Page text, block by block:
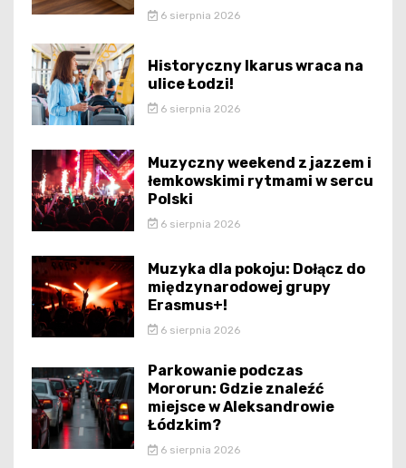
6 sierpnia 2026
Historyczny Ikarus wraca na
ulice Łodzi!
6 sierpnia 2026
Muzyczny weekend z jazzem i
łemkowskimi rytmami w sercu
Polski
6 sierpnia 2026
Muzyka dla pokoju: Dołącz do
międzynarodowej grupy
Erasmus+!
6 sierpnia 2026
Parkowanie podczas
Mororun: Gdzie znaleźć
miejsce w Aleksandrowie
Łódzkim?
6 sierpnia 2026